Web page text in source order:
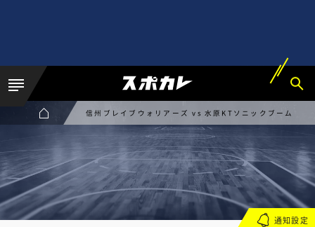
信州ブレイブウォリアーズ vs 水原KTソニックブーム
通知設定